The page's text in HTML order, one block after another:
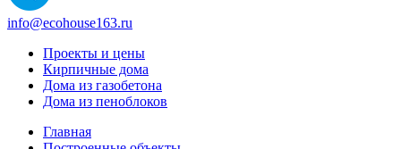
info@ecohouse163.ru
Проекты и цены
Кирпичные дома
Дома из газобетона
Дома из пеноблоков
Главная